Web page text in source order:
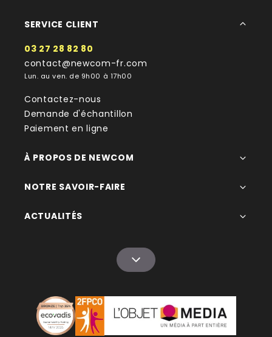
SERVICE CLIENT
03 27 28 82 80
contact@newcom-fr.com
Lun. au ven. de 9h00 à 17h00
Contactez-nous
Demande d'échantillon
Paiement en ligne
À PROPOS DE NEWCOM
NOTRE SAVOIR-FAIRE
ACTUALITÉS